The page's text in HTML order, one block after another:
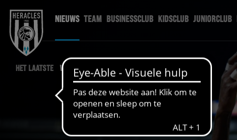
NIEUWS TEAM BUSINESSCLUB KIDSCLUB JUNIORCLUB
HET LAATSTE WEDSTRIJD NIEUWS